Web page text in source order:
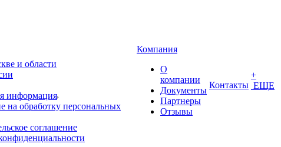
и области
информация
на обработку персональных
соглашение
Компания
О
компании
Документы
Партнеры
Отзывы
Контакты
+
ЕЩЕ